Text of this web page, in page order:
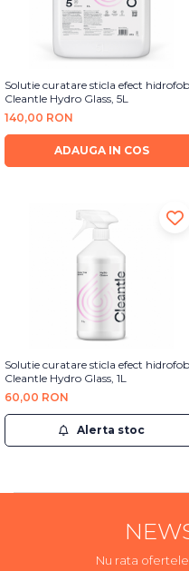
Solutie curatare sticla efect hidrofob
Cleantle Hydro Glass, 5L
140,00 RON
ADAUGA IN COS
Solutie curatare sticla efect hidrofob
Cleantle Hydro Glass, 1L
60,00 RON
Alerta stoc
Nu rata